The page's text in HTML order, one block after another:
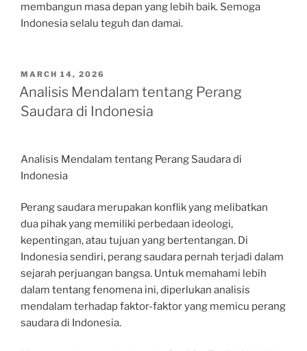
membangun masa depan yang lebih baik. Semoga
Indonesia selalu teguh dan damai.
POSTED
ON
MARCH 14, 2026
Analisis Mendalam tentang Perang
Saudara di Indonesia
Analisis Mendalam tentang Perang Saudara di
Indonesia
Perang saudara merupakan konflik yang melibatkan
dua pihak yang memiliki perbedaan ideologi,
kepentingan, atau tujuan yang bertentangan. Di
Indonesia sendiri, perang saudara pernah terjadi dalam
sejarah perjuangan bangsa. Untuk memahami lebih
dalam tentang fenomena ini, diperlukan analisis
mendalam terhadap faktor-faktor yang memicu perang
saudara di Indonesia.